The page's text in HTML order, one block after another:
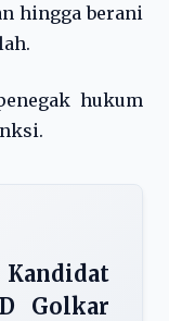
hingga berani
hukum
Kandidat
Golkar